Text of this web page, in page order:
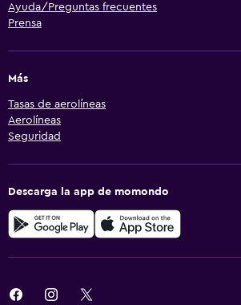
Ayuda/Preguntas frecuentes
Prensa
Más
Tasas de aerolíneas
Aerolíneas
Seguridad
Descarga la app de momondo